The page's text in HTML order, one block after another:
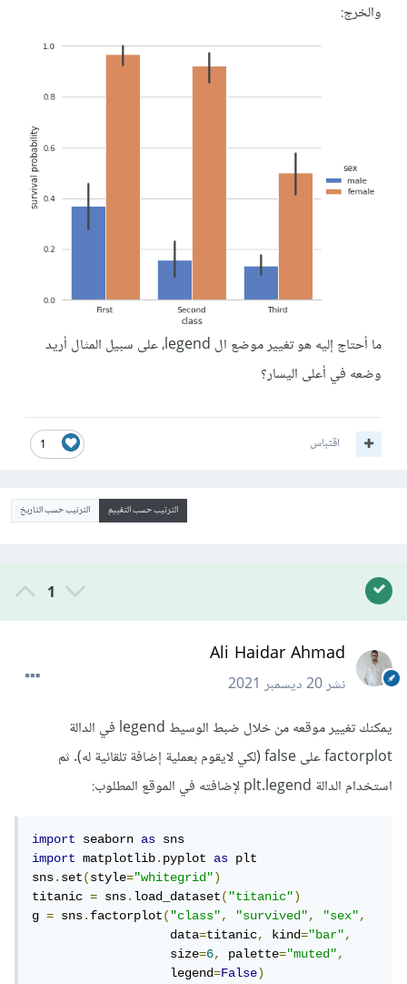
والخرج:
ما أحتاج إليه هو تغيير موضع ال legend، على سبيل المثال أريد
وضعه في أعلى اليسار؟
1 اقتباس
الترتيب حسب التقييم الترتيب حسب التاريخ
1
Ali Haidar Ahmad
نشر20 ديسمبر 2021
يمكنك تغيير موقعه من خلال ضبط الوسيط legend في الدالة
factorplot على false (لكي لايقوم بعملية إضافة تلقائية له). ثم
استخدام الدالة plt.legend لإضافته في الموقع المطلوب:
import seaborn as
import matplotlib.pyplot as plt
sns.set(style="whitegrid")
titanic = sns.load_dataset("titanic")
g = sns.factorplot("class", "survived", "sex",
                   data
=titanic, kind="bar",
                   size
=6, palette="muted",
                   legend
=False)